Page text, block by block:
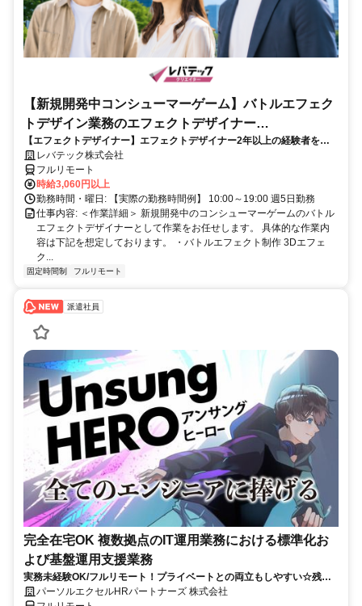
【新規開発中コンシューマーゲーム】バトルエフェク
トデザイン業務のエフェクトデザイナー
_LTCR187574_CP_CRG
【エフェクトデザイナー】エフェクトデザイナー2年以上の経験者を歓
迎！キャリアアップを目指したい方も大歓迎♪
レバテック株式会社
フルリモート
時給3,060円以上
勤務時間・曜日: 【実際の勤務時間例】 10:00～19:00 週5日勤務
仕事内容: ＜作業詳細＞ 新規開発中のコンシューマーゲームのバトル
エフェクトデザイナーとして作業をお任せします。 具体的な作業内
容は下記を想定しております。 ・バトルエフェクト制作 3Dエフェ
ク...
固定時間制 フルリモート
派遣社員
完全在宅OK 複数拠点のIT運用業務における標準化お
よび基盤運用支援業務
実務未経験OK/フルリモート！プライベートとの両立もしやすい☆残業
ちょっと♪
パーソルエクセルHRパートナーズ 株式会社